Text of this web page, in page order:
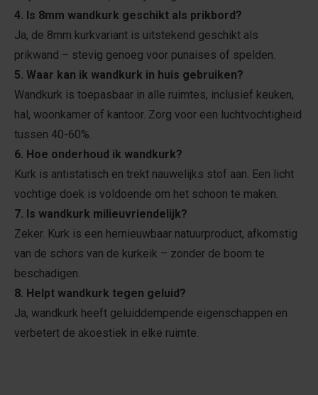
4. Is 8mm wandkurk geschikt als prikbord?
Ja, de 8mm kurkvariant is uitstekend geschikt als
prikwand – stevig genoeg voor punaises of spelden.
5. Waar kan ik wandkurk in huis gebruiken?
Wandkurk is toepasbaar in alle ruimtes, inclusief keuken,
hal, woonkamer of kantoor. Zorg voor een luchtvochtigheid
tussen 40-60%.
6. Hoe onderhoud ik wandkurk?
Kurk is antistatisch en trekt nauwelijks stof aan. Een licht
vochtige doek is voldoende om het schoon te maken.
7. Is wandkurk milieuvriendelijk?
Zeker. Kurk is een hernieuwbaar natuurproduct, afkomstig
van de schors van de kurkeik – zonder de boom te
beschadigen.
8. Helpt wandkurk tegen geluid?
Ja, wandkurk heeft geluiddempende eigenschappen en
verbetert de akoestiek in elke ruimte.